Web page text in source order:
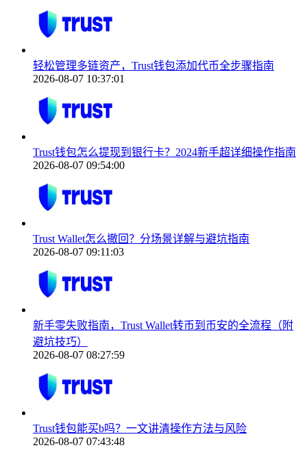
轻松管理多链资产，Trust钱包添加代币全步骤指南
2026-08-07 10:37:01
Trust钱包怎么提现到银行卡？2024新手超详细操作指南
2026-08-07 09:54:00
Trust Wallet怎么撤回？分场景详解与避坑指南
2026-08-07 09:11:03
新手零失败指南，Trust Wallet转币到币安的全流程（附
避坑技巧）
2026-08-07 08:27:59
Trust钱包能买b吗？一文讲清操作方法与风险
2026-08-07 07:43:48